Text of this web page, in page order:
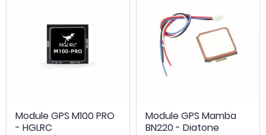
Module GPS M100 PRO
- HGLRC
Module GPS Mamba
BN220 - Diatone